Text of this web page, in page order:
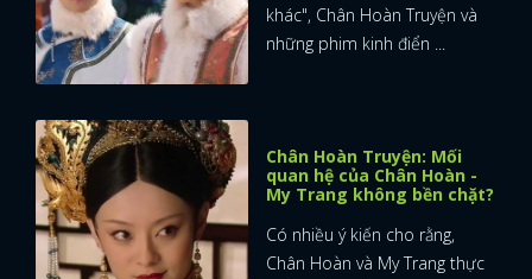
khác", Chân Hoàn Truyện và
những phim kinh điển ...
Chân Hoàn Truyện: Mối
quan hệ của Chân Hoàn -
My Trang không bền chặt?
Có nhiều ý kiến cho rằng,
Chân Hoàn và My Trang thực